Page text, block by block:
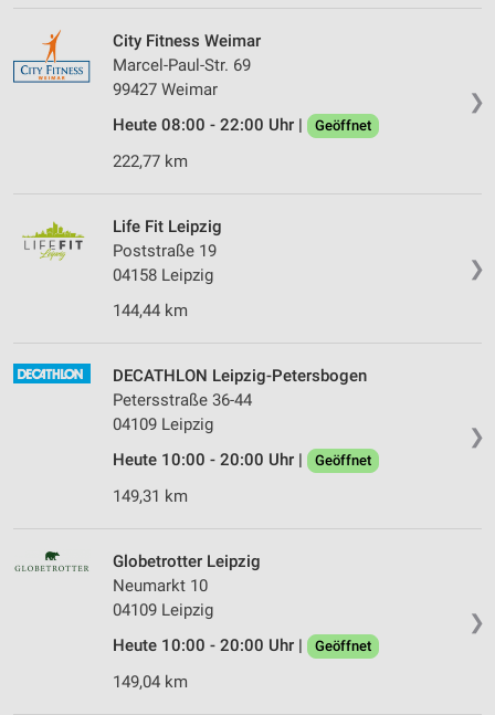
❯
City Fitness Weimar
Marcel-Paul-Str. 69
99427 Weimar
Heute 08:00 - 22:00 Uhr |
Geöffnet
222,77 km
❯
Life Fit Leipzig
Poststraße 19
04158 Leipzig
144,44 km
❯
DECATHLON Leipzig-Petersbogen
Petersstraße 36-44
04109 Leipzig
Heute 10:00 - 20:00 Uhr |
Geöffnet
149,31 km
❯
Globetrotter Leipzig
Neumarkt 10
04109 Leipzig
Heute 10:00 - 20:00 Uhr |
Geöffnet
149,04 km